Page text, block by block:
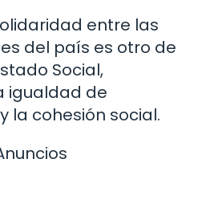
entre las
del país es otro de
Social,
igualdad de
la cohesión social.